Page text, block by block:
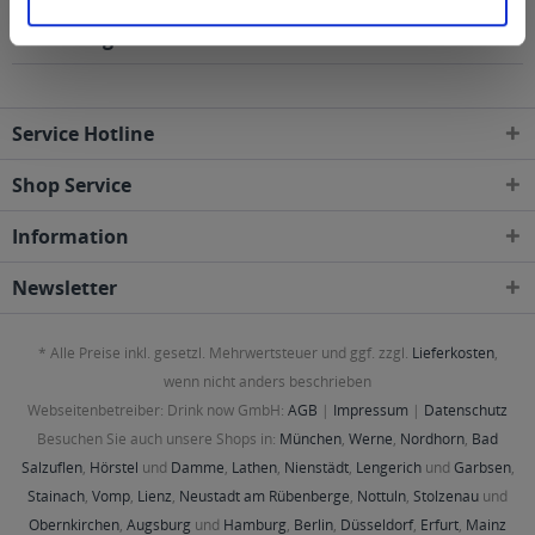
Gebieten geliefert
Service Hotline
Shop Service
Information
Newsletter
* Alle Preise inkl. gesetzl. Mehrwertsteuer und ggf. zzgl. Lieferkosten,
wenn nicht anders beschrieben
Webseitenbetreiber: Drink now GmbH: AGB | Impressum | Datenschutz
Besuchen Sie auch unsere Shops in: München, Werne, Nordhorn, Bad
Salzuflen, Hörstel und Damme, Lathen, Nienstädt, Lengerichund Garbsen,
Stainach, Vomp, Lienz, Neustadt am Rübenberge, Nottuln, Stolzenau und
Obernkirchen, Augsburg und Hamburg, Berlin, Düsseldorf, Erfurt, Mainz